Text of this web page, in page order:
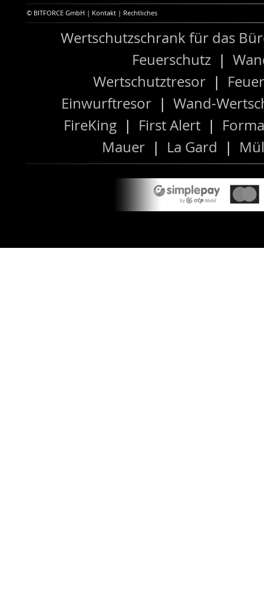
© BITFORCE GmbH | Kontakt | Rechtliches
Wertschutzschrank für das
Feuerschutz |
Wertschutztresor|
Einwurftresor| Wand-
FireKing | First Alert |
Mauer | La Gard |